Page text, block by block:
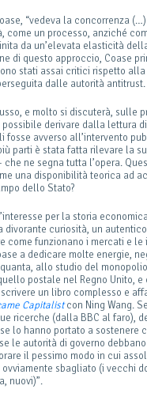
“vedeva la concorrenza
come un processo, anziché
da un’elevata elasticità
di questo approccio, Coase
stati assai critici rispetto
dalle autorità antitrust.
e molto si discuterà, sulle
derivare dalla lettura di
fosse avverso all’intervento
parti è stata fatta rilevare la
che ne segna tutta l’opera.
una disponibilità teorica ad
dello Stato?
per la storia
divorante curiosità, un
come funzionano i mercati e le
a dedicare molte energie,
allo studio del
postale nel Regno Unito, e
un libro complesso e
Capitalistcon Ning Wang.
ricerche (dalla BBC al faro),
lo hanno portato a sostenere
le autorità di governo
il pessimo modo in cui
sbagliato (i vecchi
nuovi)”.